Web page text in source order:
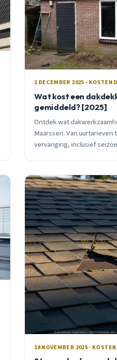
1 DECEMBER 2025 · KOSTEN
Wat kost een
gemiddeld? [2025]
Ontdek wat
Maarssen. Van
vervanging, inclusief
18 NOVEMBER 2025 ·